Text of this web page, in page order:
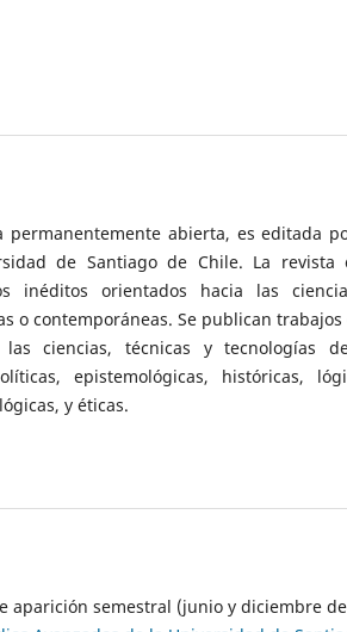
permanentemente abierta, es editada
de Santiago de Chile. La revista
inéditos orientados hacia las
o contemporáneas. Se publican
ciencias, técnicas y tecnologías
epistemológicas, históricas,
y éticas.
aparición semestral (junio y diciembre de